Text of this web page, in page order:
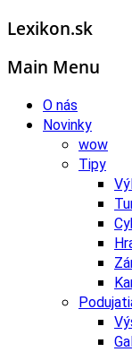
Lexikon.sk
Main Menu
O nás
Novinky
wow
Tipy